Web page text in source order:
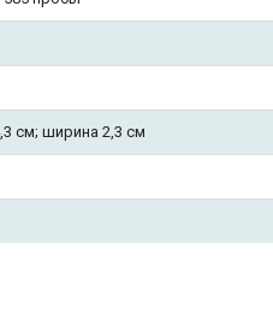
см; ширина 2,3 см